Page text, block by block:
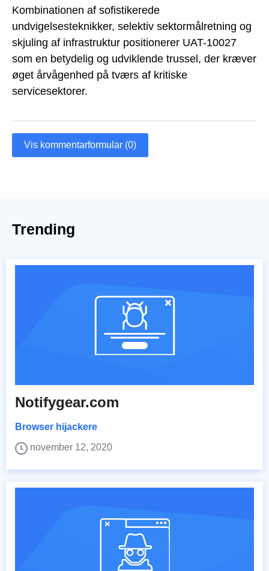
Kombinationen af sofistikerede
undvigelsesteknikker, selektiv sektormålretning og
skjuling af infrastruktur positionerer UAT-10027
som en betydelig og udviklende trussel, der kræver
øget årvågenhed på tværs af kritiske
servicesektorer.
Vis kommentarformular (0)
Trending
Notifygear.com
Browser hijackere
november 12, 2020